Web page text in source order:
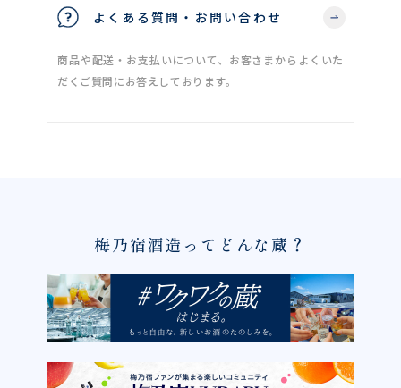
よくある質問・お問い合わせ
商品や配送・お支払いについて、お客さまからよくいた
だくご質問にお答えしております。
梅乃宿酒造ってどんな蔵？